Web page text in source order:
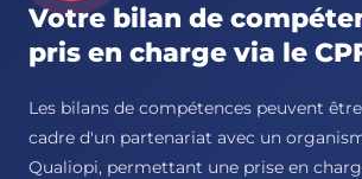
Votre bilan de
pris en charge via le
Les bilans de compétences peuvent
cadre d'un partenariat avec un
Qualiopi, permettant une prise en